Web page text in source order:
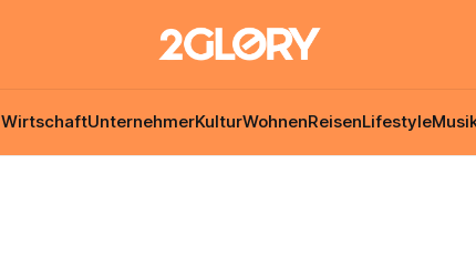
WirtschaftUnternehmerKulturWohnenReisenLifestyle